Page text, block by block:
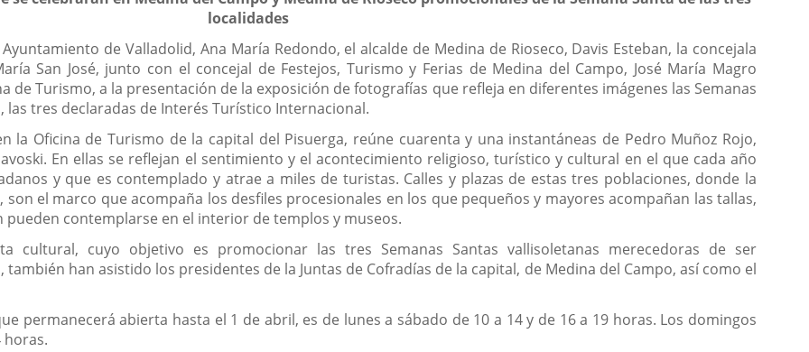
localidades
de Valladolid, Ana María Redondo, el alcalde de Medina de Rioseco, Davis Esteban, la concejala
San José, junto con el concejal de Festejos, Turismo y Ferias de Medina del Campo, José María Magro
de Turismo, a la presentación de la exposición de fotografías que refleja en diferentes imágenes las Semanas
las tres declaradas de Interés Turístico Internacional.
la Oficina de Turismo de la capital del Pisuerga, reúne cuarenta y una instantáneas de Pedro Muñoz Rojo,
En ellas se reflejan el sentimiento y el acontecimiento religioso, turístico y cultural en el que cada año
y que es contemplado y atrae a miles de turistas. Calles y plazas de estas tres poblaciones, donde la
son el marco que acompaña los desfiles procesionales en los que pequeños y mayores acompañan las tallas,
contemplarse en el interior de templos y museos.
cultural, cuyo objetivo es promocionar las tres Semanas Santas vallisoletanas merecedoras de ser
han asistido los presidentes de la Juntas de Cofradías de la capital, de Medina del Campo, así como el
permanecerá abierta hasta el 1 de abril, es de lunes a sábado de 10 a 14 y de 16 a 19 horas. Los domingos
horas.